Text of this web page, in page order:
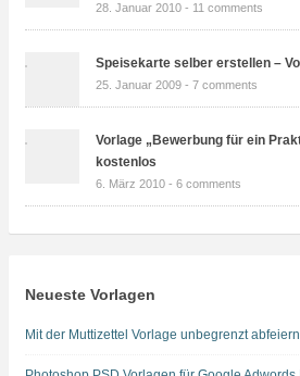
28. Januar 2010 - 11 comments
Speisekarte selber erstellen –
25. Januar 2009 - 7 comments
Vorlage „Bewerbung für ein
kostenlos
6. März 2010 - 6 comments
Neueste Vorlagen
Mit der Muttizettel Vorlage unbegrenzt